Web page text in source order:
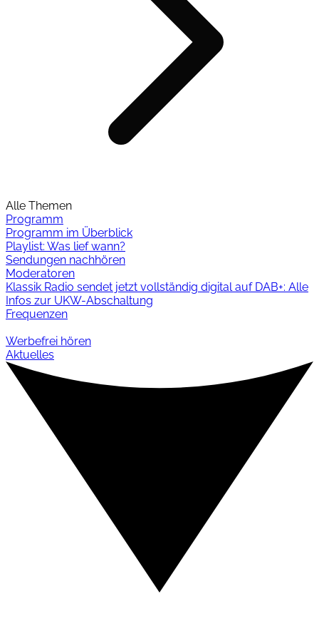
Alle Themen
Programm
Programm im Überblick
Playlist: Was lief wann?
Sendungen nachhören
Moderatoren
Klassik Radio sendet jetzt vollständig digital auf DAB+: Alle
Infos zur UKW-Abschaltung
Frequenzen
Werbefrei hören
Aktuelles